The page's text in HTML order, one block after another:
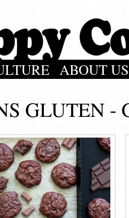
ABOUT US
GLUTEN -